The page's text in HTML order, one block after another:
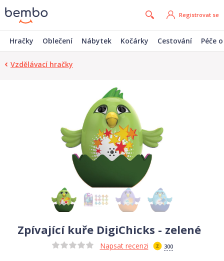
Registrovat se
Hračky Oblečení Nábytek Kočárky Cestování Péče
Vzdělávací hračky
Zpívající kuře DigiChicks - zelené
Napsat recenzi 300